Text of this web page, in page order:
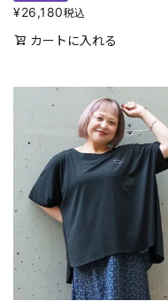
¥26,180税込
カートに入れる